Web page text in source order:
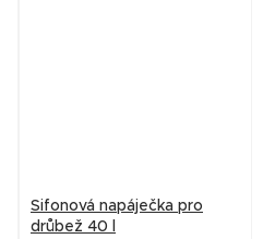
Sifonová napáječka pro
drůbež 40 l